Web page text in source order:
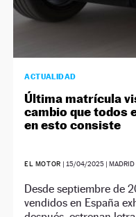
ACTUALIDAD
Última matrícula
cambio que todos
en esto consiste
EL MOTOR | 15/04/2025| MADRID
Desde septiembre de
vendidos en España